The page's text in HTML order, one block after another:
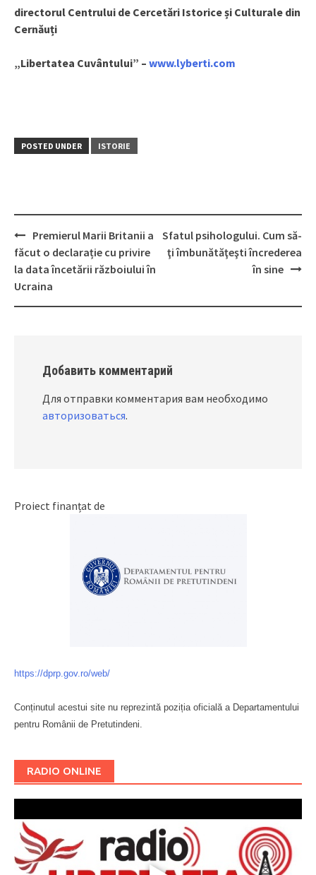
directorul Centrului de Cercetări Istorice și Culturale din
Cernăuți
„Libertatea Cuvântului” – www.lyberti.com
POSTED UNDER ISTORIE
Post
navigation
Premierul Marii Britanii a
făcut o declarație cu privire
la data încetării războiului în
Ucraina
Sfatul psihologului. Cum să-
ţi îmbunătăţeşti încrederea
în sine
Добавить комментарий
Для отправки комментария вам необходимо
авторизоваться.
Proiect finanțat de
https://dprp.gov.ro/web/
Conținutul acestui site nu reprezintă poziția oficială a Departamentului
pentru Românii de Pretutindeni.
RADIO ONLINE